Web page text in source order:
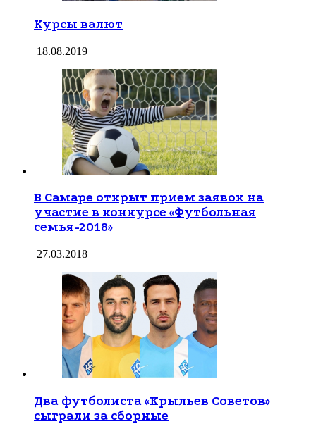
Курсы валют
18.08.2019
В Самаре открыт прием заявок на
участие в конкурсе «Футбольная
семья-2018»
27.03.2018
Два футболиста «Крыльев Советов»
сыграли за сборные